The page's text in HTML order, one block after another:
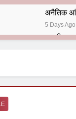
अनैतिक
5 Days Ago
हरियाणा